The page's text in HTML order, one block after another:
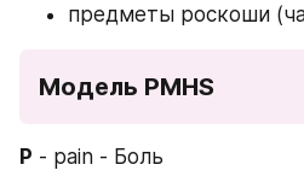
предметы роскоши
Модель PMHS
P - pain - Боль